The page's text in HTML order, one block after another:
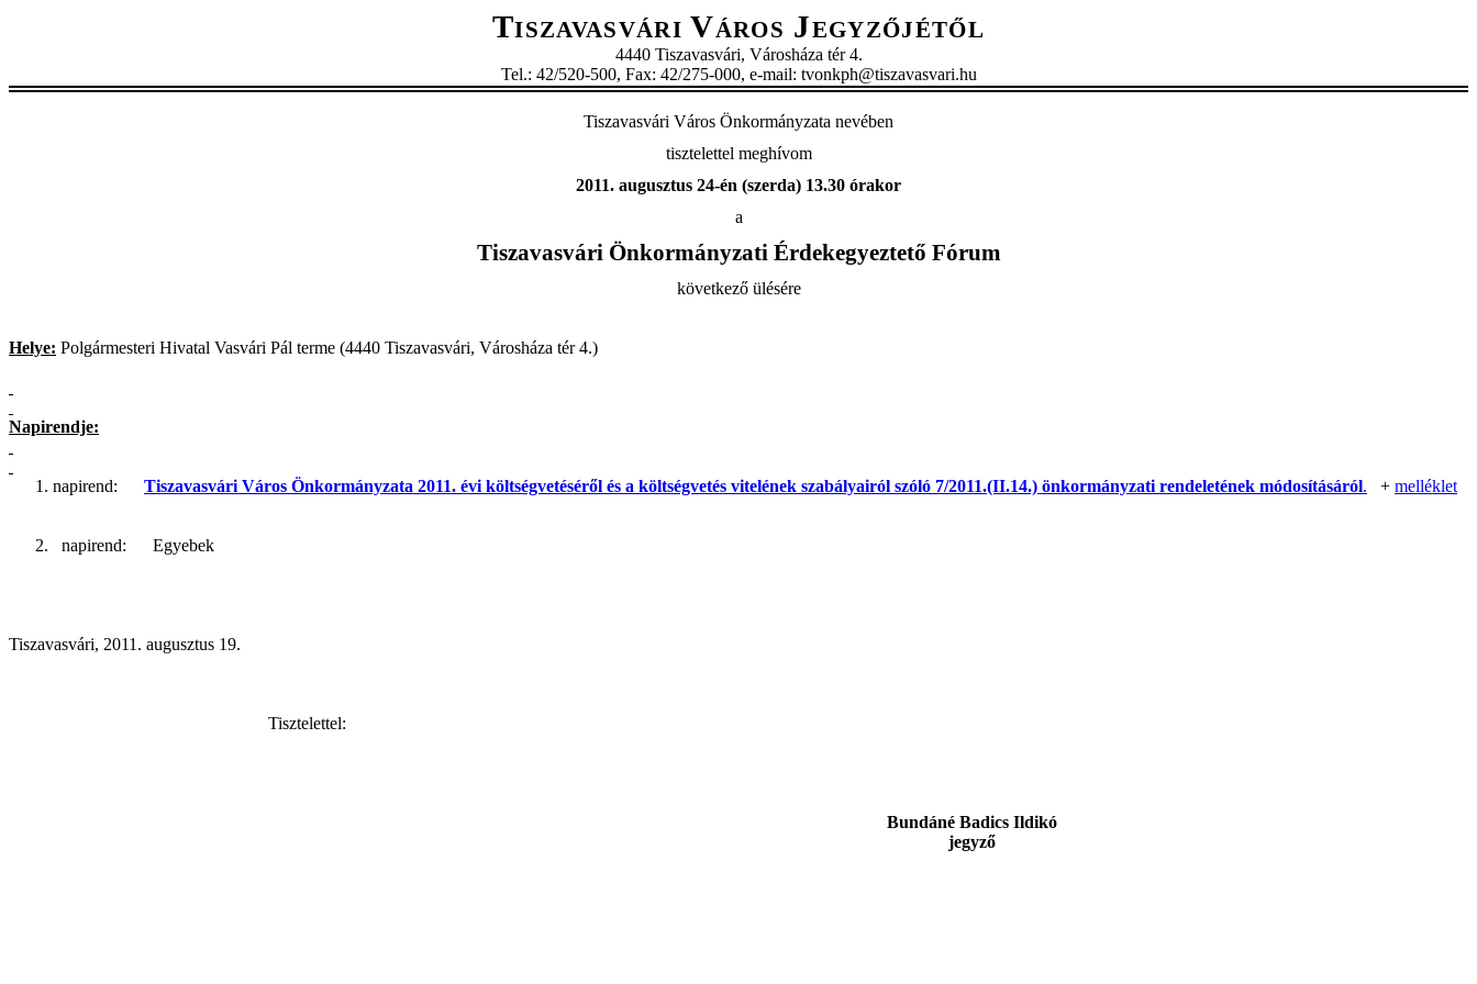
Tiszavasvári Város Jegyzőjétől
4440 Tiszavasvári, Városháza tér 4.
Tel.: 42/520-500, Fax: 42/275-000, e-mail: tvonkph@tiszavasvari.hu
Tiszavasvári Város Önkormányzata nevében
tisztelettel meghívom
2011. augusztus 24-én (szerda) 13.30 órakor
a
Tiszavasvári Önkormányzati Érdekegyeztető Fórum
következő ülésére
Helye: Polgármesteri Hivatal Vasvári Pál terme (4440 Tiszavasvári, Városháza tér 4.)
Napirendje:
1. napirend: Tiszavasvári Város Önkormányzata 2011. évi költségvetéséről és a költségvetés vitelének szabályairól szóló 7/2011.(II.14.) önkormányzati rendeletének módosításáról. + melléklet
2. napirend: Egyebek
Tiszavasvári, 2011. augusztus 19.
Tisztelettel:
Bundáné Badics Ildikó
jegyző